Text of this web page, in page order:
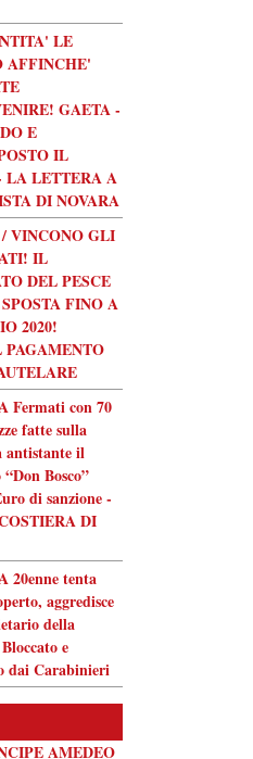
LE
AFFINCHE'
GAETA -
E
IL
LA LETTERA A
DI NOVARA
VINCONO GLI
IL
DEL PESCE
FINO A
2020!
Fermati con 70
fatte sulla
antistante il
Bosco”
di sanzione -
DI
20enne tenta
aggredisce
della
e
dai Carabinieri
AMEDEO